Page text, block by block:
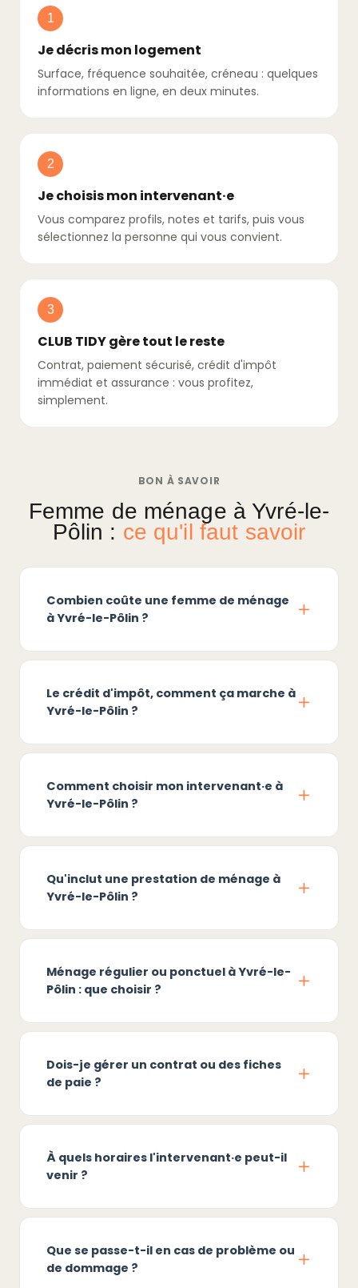
1
Je décris mon logement
Surface, fréquence souhaitée, créneau : quelques
informations en ligne, en deux minutes.
2
Je choisis mon intervenant·e
Vous comparez profils, notes et tarifs, puis vous
sélectionnez la personne qui vous convient.
3
CLUB TIDY gère tout le reste
Contrat, paiement sécurisé, crédit d'impôt
immédiat et assurance : vous profitez,
simplement.
BON À SAVOIR
Femme de ménage à Yvré-le-
Pôlin : ce qu'il faut savoir
Combien coûte une femme de ménage
à Yvré-le-Pôlin ?
Le crédit d'impôt, comment ça marche à
Yvré-le-Pôlin ?
Comment choisir mon intervenant·e à
Yvré-le-Pôlin ?
Qu'inclut une prestation de ménage à
Yvré-le-Pôlin ?
Ménage régulier ou ponctuel à Yvré-le-
Pôlin : que choisir ?
Dois-je gérer un contrat ou des fiches
de paie ?
À quels horaires l'intervenant·e peut-il
venir ?
Que se passe-t-il en cas de problème ou
de dommage ?